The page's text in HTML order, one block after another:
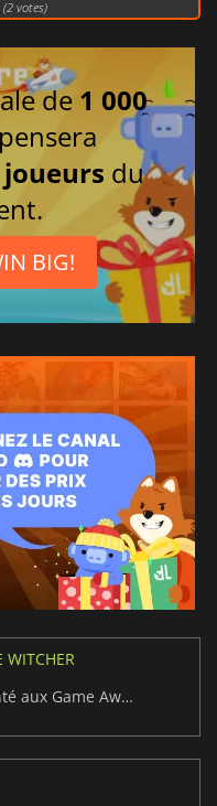
(2votes)
de 1 000
du
BIG!
WITCHER
The Witcher 4 ne sera pas présenté aux Game Awards 2025 malgré l'attente des fans